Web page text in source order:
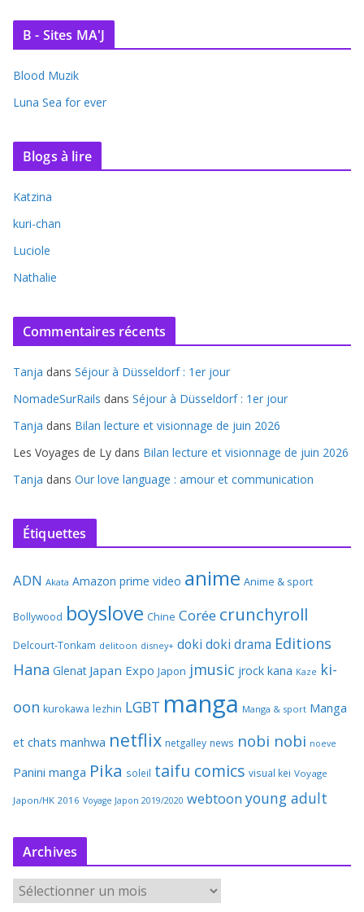
B - Sites MA'J
Blood Muzik
Luna Sea for ever
Blogs à lire
Katzina
kuri-chan
Luciole
Nathalie
Commentaires récents
Tanja dans Séjour à Düsseldorf : 1er jour
NomadeSurRails dans Séjour à Düsseldorf : 1er jour
Tanja dans Bilan lecture et visionnage de juin 2026
Les Voyages de Ly dans Bilan lecture et visionnage de juin 2026
Tanja dans Our love language : amour et communication
Étiquettes
ADN Akata Amazon prime video anime Anime & sport
Bollywood boyslove Chine Corée crunchyroll
Delcourt-Tonkam delitoon disney+ doki doki drama Editions
Hana Glenat Japan Expo Japon jmusic jrock kana Kaze ki-
oon kurokawa lezhin LGBT manga Manga & sport Manga
et chats manhwa netflix netgalley news nobi nobi noeve
Panini manga Pika soleil taifu comics visual kei Voyage
Japon/HK 2016 Voyage Japon 2019/2020 webtoon young adult
Archives